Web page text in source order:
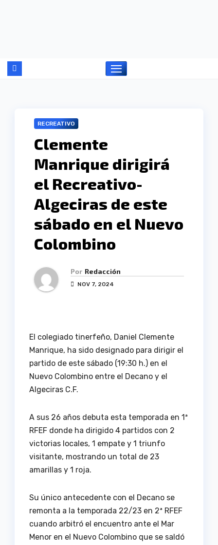
RECREATIVO
Clemente
Manrique dirigirá
el Recreativo-
Algeciras de este
sábado en el Nuevo
Colombino
Por Redacción
NOV 7, 2024
El colegiado tinerfeño, Daniel Clemente
Manrique, ha sido designado para dirigir el
partido de este sábado (19:30 h.) en el
Nuevo Colombino entre el Decano y el
Algeciras C.F.
A sus 26 años debuta esta temporada en 1ª
RFEF donde ha dirigido 4 partidos con 2
victorias locales, 1 empate y 1 triunfo
visitante, mostrando un total de 23
amarillas y 1 roja.
Su único antecedente con el Decano se
remonta a la temporada 22/23 en 2ª RFEF
cuando arbitró el encuentro ante el Mar
Menor en el Nuevo Colombino que se saldó